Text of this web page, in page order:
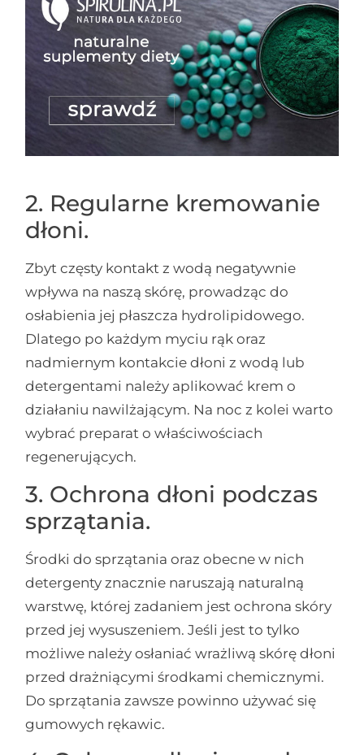
2. Regularne kremowanie
dłoni.
Zbyt częsty kontakt z wodą negatywnie
wpływa na naszą skórę, prowadząc do
osłabienia jej płaszcza hydrolipidowego.
Dlatego po każdym myciu rąk oraz
nadmiernym kontakcie dłoni z wodą lub
detergentami należy aplikować krem o
działaniu nawilżającym. Na noc z kolei warto
wybrać preparat o właściwościach
regenerujących.
3. Ochrona dłoni podczas
sprzątania.
Środki do sprzątania oraz obecne w nich
detergenty znacznie naruszają naturalną
warstwę, której zadaniem jest ochrona skóry
przed jej wysuszeniem. Jeśli jest to tylko
możliwe należy osłaniać wrażliwą skórę dłoni
przed drażniącymi środkami chemicznymi.
Do sprzątania zawsze powinno używać się
gumowych rękawic.